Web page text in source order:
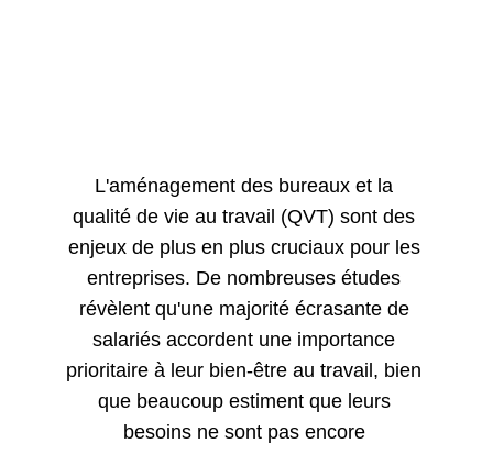
L'aménagement des bureaux et la
qualité de vie au travail (QVT) sont des
enjeux de plus en plus cruciaux pour les
entreprises. De nombreuses études
révèlent qu'une majorité écrasante de
salariés accordent une importance
prioritaire à leur bien-être au travail, bien
que beaucoup estiment que leurs
besoins ne sont pas encore